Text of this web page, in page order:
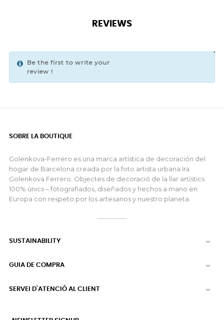
REVIEWS
Be the first to write your
review !
SOBRE LA BOUTIQUE
Golenkova-Ferrero es una marca artística de decoración del
hogar de Barcelona creada por la foto artista urbana Ira
Golenkova Ferrero. Objectes de decoració de la llar artístics
100% únics – fotografiados, diseñados y hechos a mano en
Europa con respeto por los artesanos y nuestro planeta.
SUSTAINABILITY 
GUIA DE COMPRA 
SERVEI D'ATENCIÓ AL CLIENT 